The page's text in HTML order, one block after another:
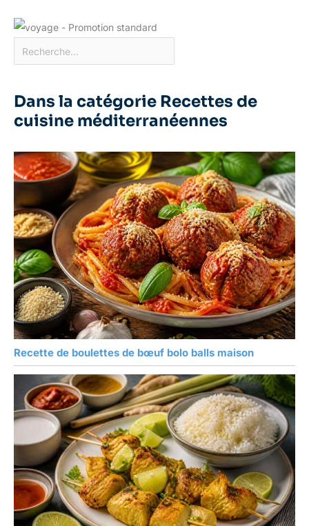
Dans la catégorie Recettes de
cuisine méditerranéennes
Recette de boulettes de bœuf bolo balls maison